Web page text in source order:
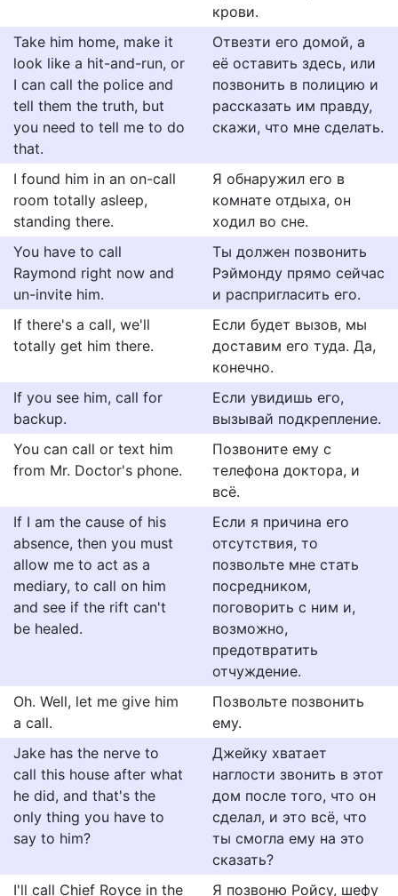
крови.
Take him home, make it
look like a hit-and-run, or
I can call the police and
tell them the truth, but
you need to tell me to do
that.
Отвезти его домой, а
её оставить здесь, или
позвонить в полицию и
рассказать им правду,
скажи, что мне сделать.
I found him in an on-call
room totally asleep,
standing there.
Я обнаружил его в
комнате отдыха, он
ходил во сне.
You have to call
Raymond right now and
un-invite him.
Ты должен позвонить
Рэймонду прямо сейчас
и распригласить его.
If there's a call, we'll
totally get him there.
Если будет вызов, мы
доставим его туда. Да,
конечно.
If you see him, call for
backup.
Если увидишь его,
вызывай подкрепление.
You can call or text him
from Mr. Doctor's phone.
Позвоните ему с
телефона доктора, и
всё.
If I am the cause of his
absence, then you must
allow me to act as a
mediary, to call on him
and see if the rift can't
be healed.
Если я причина его
отсутствия, то
позвольте мне стать
посредником,
поговорить с ним и,
возможно,
предотвратить
отчуждение.
Oh. Well, let me give him
a call.
Позвольте позвонить
ему.
Jake has the nerve to
call this house after what
he did, and that's the
only thing you have to
say to him?
Джейку хватает
наглости звонить в этот
дом после того, что он
сделал, и это всё, что
ты смогла ему на это
сказать?
I'll call Chief Royce in the
Я позвоню Ройсу, шефу